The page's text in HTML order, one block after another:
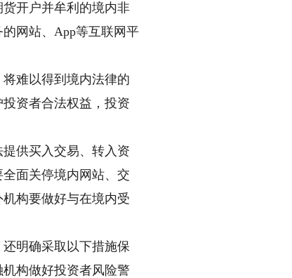
开户并牟利的境内非
网站、App等互联网平
难以得到境内法律的
资者合法权益，投资
供买入交易、转入资
面关停境内网站、交
构要做好与在境内受
明确采取以下措施保
构做好投资者风险警